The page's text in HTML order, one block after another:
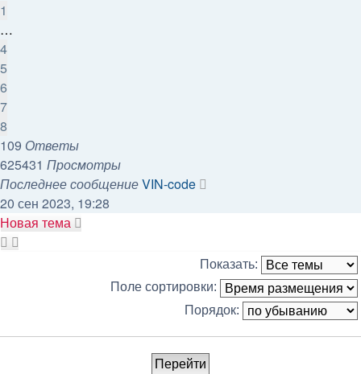
1
…
4
5
6
7
8
109 Ответы
625431 Просмотры
Последнее сообщениеVIN-code
20 сен 2023, 19:28
Новая тема
Показать:
Поле сортировки:
Порядок: